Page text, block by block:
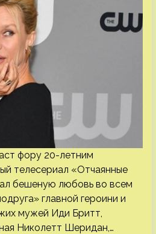
фору 20-летним
телесериал «Отчаянные
бешеную любовь во всем
главной героини и
мужей Иди Бритт,
Николетт Шеридан,…